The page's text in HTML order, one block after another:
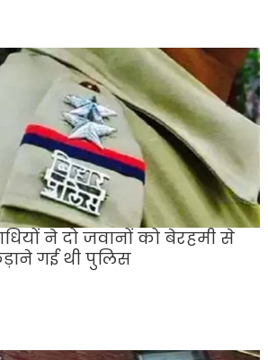
ने दो जवानों को बेरहमी से
गई थी पुलिस